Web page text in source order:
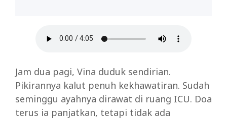
Jam dua pagi, Vina duduk sendirian.
Pikirannya kalut penuh kekhawatiran. Sudah
seminggu ayahnya dirawat di ruang ICU. Doa
terus ia panjatkan, tetapi tidak ada